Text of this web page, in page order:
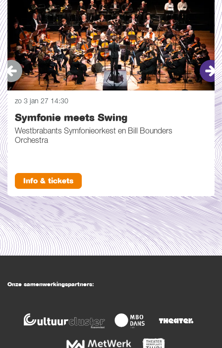
Symfonie meets Swing
Westbrabants Symfonieorkest en Bill Bounders
Orchestra
zo 3 jan 27 14:30
Info & tickets
Onze samenwerkingspartners: